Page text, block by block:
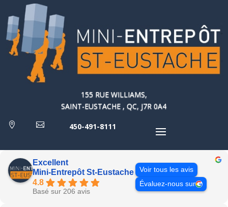
155 RUE WILLIAMS,
SAINT-EUSTACHE , QC, J7R 0A4
  450-491-8111
Excellent
Mini-Entrepôt St-Eustache
4.8
Basé sur 206 avis
Voir tous les avis
Évaluez-nous sur